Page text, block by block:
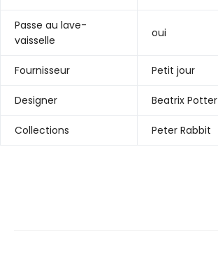
Passe au lave-
vaisselle
oui
Fournisseur Petit jour
Designer Beatrix Potter
Collections Peter Rabbit